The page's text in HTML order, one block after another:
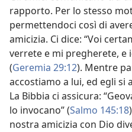
rapporto. Per lo stesso
permettendoci così di
amicizia. Ci dice: “Voi
verrete e mi pregherete, e
(Geremia 29:12). Mentre
accostiamo a lui, ed egli si
La Bibbia ci assicura:
lo invocano” (Salmo 145:18
nostra amicizia con Dio